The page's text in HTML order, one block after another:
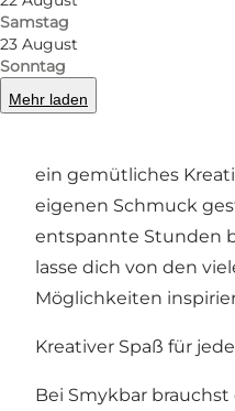
Samstag
23 August
Sonntag
Mehr laden
Gemütliches Kreativ-
Mitten in Odense, in
ein gemütliches
eigenen Schmuck
entspannte Stunden
lasse dich von den
Möglichkeiten
Kreativer Spaß für
Bei Smykbar